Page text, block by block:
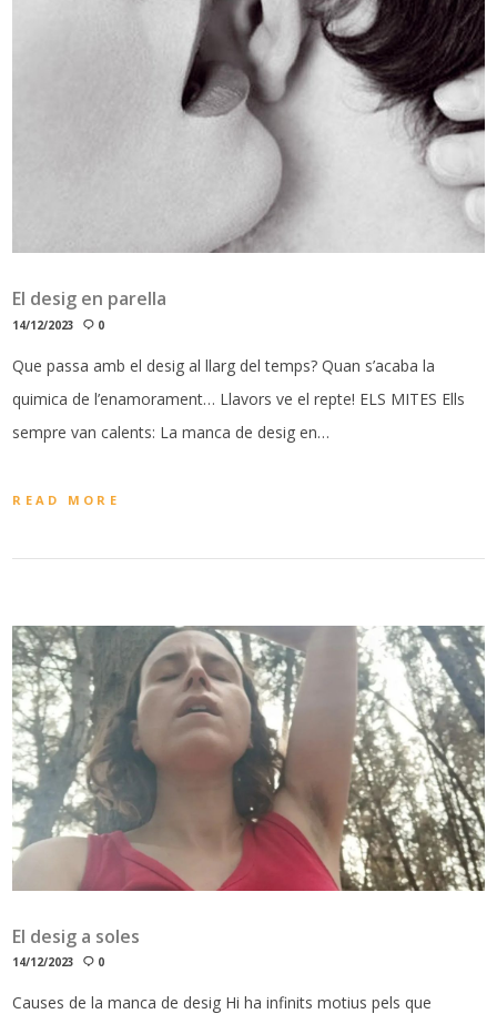
El desig en parella
14/12/2023 0
Que passa amb el desig al llarg del temps? Quan s’acaba la
quimica de l’enamorament… Llavors ve el repte! ELS MITES Ells
sempre van calents: La manca de desig en…
READ MORE
El desig a soles
14/12/2023 0
Causes de la manca de desig Hi ha infinits motius pels que